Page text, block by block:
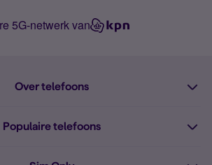
5G-netwerk van
Over telefoons
Populaire telefoons